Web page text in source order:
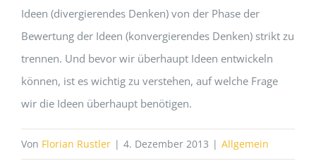
Ideen (divergierendes Denken) von der Phase der
Bewertung der Ideen (konvergierendes Denken) strikt zu
trennen. Und bevor wir überhaupt Ideen entwickeln
können, ist es wichtig zu verstehen, auf welche Frage
wir die Ideen überhaupt benötigen.
Von Florian Rustler | 4. Dezember 2013 | Allgemein